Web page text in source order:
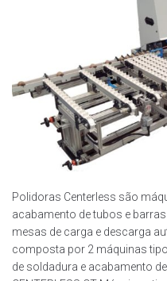
Polidoras Centerless são
acabamento de tubos e
mesas de carga e descarga
composta por 2 máquinas
de soldadura e acabamento